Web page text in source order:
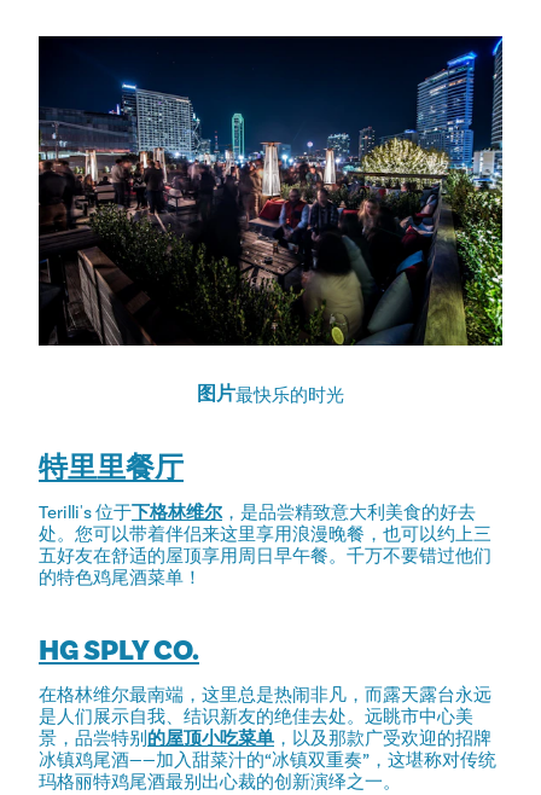
图片最快乐的时光
特里里餐厅
Terilli's 位于下格林维尔，是品尝精致意大利美食的好去
处。您可以带着伴侣来这里享用浪漫晚餐，也可以约上三
五好友在舒适的屋顶享用周日早午餐。千万不要错过他们
的特色鸡尾酒菜单！
HG SPLY CO.
在格林维尔最南端，这里总是热闹非凡，而露天露台永远
是人们展示自我、结识新友的绝佳去处。远眺市中心美
景，品尝特别 的屋顶小吃菜单 ，以及那款广受欢迎的招牌
冰镇鸡尾酒——加入甜菜汁的“冰镇双重奏”，这堪称对传统
玛格丽特鸡尾酒最别出心裁的创新演绎之一。